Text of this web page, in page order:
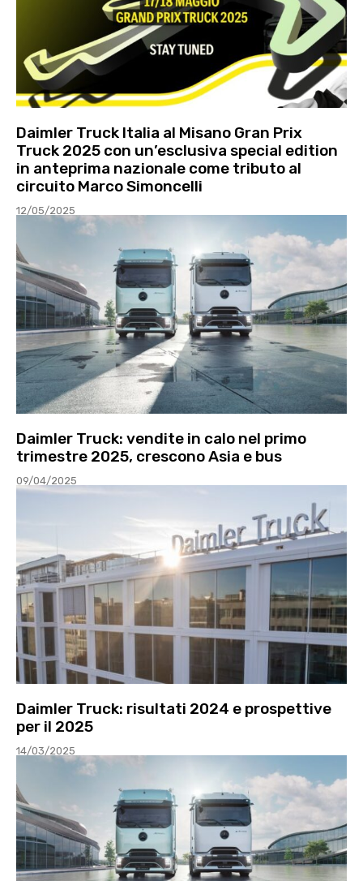
Daimler Truck Italia al Misano Gran Prix
Truck 2025 con un’esclusiva special edition
in anteprima nazionale come tributo al
circuito Marco Simoncelli
12/05/2025
Daimler Truck: vendite in calo nel primo
trimestre 2025, crescono Asia e bus
09/04/2025
Daimler Truck: risultati 2024 e prospettive
per il 2025
14/03/2025